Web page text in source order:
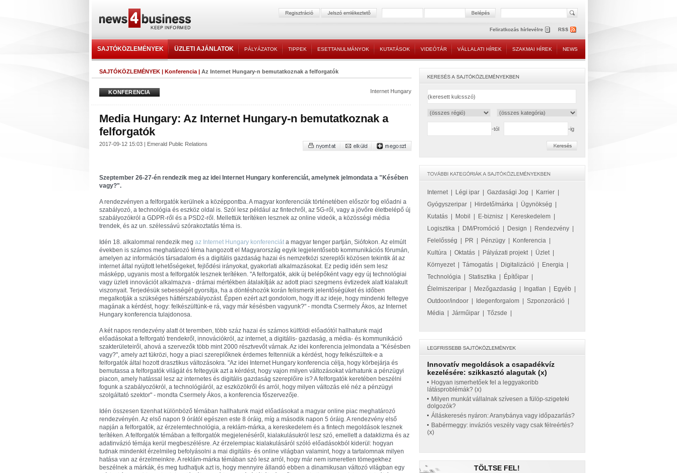
SAJTÓKÖZLEMÉNYEK ÜZLETI AJÁNLATOK PÁLYÁZATOK TIPPEK ESETTANULMÁNYOK KUTATÁSOK VIDEÓTÁR VÁLLALATI HÍREK SZAKMAI HÍREK NEWS
SAJTÓKÖZLEMÉNYEK | Konferencia | Az Internet Hungary-n bemutatkoznak a felforgatók
KONFERENCIA Internet Hungary
Media Hungary: Az Internet Hungary-n bemutatkoznak a
felforgatók
2017-09-12 15:03 | Emerald Public Relations
Szeptember 26-27-én rendezik meg az idei Internet Hungary konferenciát, amelynek jelmondata a "Késében
vagy?".
A rendezvényen a felforgatók kerülnek a középpontba. A magyar konferenciák történetében először fog előadni a
szabályozó, a technológia és eszköz oldal is. Szól lesz például az fintechről, az 5G-ről, vagy a jövőre életbelépő új
szabályozókról a GDPR-ről és a PSD2-ről. Mellettük terítéken lesznek az online videók, a közösségi média
trendek, és az un. szélessávú szórakoztatás téma is.
Idén 18. alkalommal rendezik meg az Internet Hungary konferenciát a magyar tenger partján, Siófokon. Az elmúlt
években is számos meghatározó téma hangozott el Magyarország egyik legjelentősebb kommunikációs fórumán,
amelyen az információs társadalom és a digitális gazdaság hazai és nemzetközi szereplői közösen tekintik át az
internet által nyújtott lehetőségeket, fejlődési irányokat, gyakorlati alkalmazásokat. Ez pedig idén sem lesz
másképp, ugyanis most a felforgatók lesznek terítéken. "A felforgatók, akik új belépőként vagy egy új technológiai
vagy üzleti innovációt alkalmazva - drámai mértékben átalakítják az adott piaci szegmens évtizedek alatt kialakult
viszonyait. Terjedésük sebességét gyorsítja, ha a döntéshozók korán felismerik jelentőségüket és időben
megalkotják a szükséges háttérszabályozást. Éppen ezért azt gondolom, hogy itt az ideje, hogy mindenki feltegye
magának a kérdést, hogy: felkészültünk-e rá, vagy már késésben vagyunk?" - mondta Csermely Ákos, az Internet
Hungary konferencia tulajdonosa.
A két napos rendezvény alatt öt teremben, több száz hazai és számos külföldi előadótól hallhatunk majd
előadásokat a felforgató trendekről, innovációkról, az internet, a digitális- gazdaság, a média- és kommunikáció
szakterületeiről, ahová a szervezők több mint 2000 résztvevőt várnak. Az idei konferencia jelmondata a "Késésben
vagy?", amely azt tükrözi, hogy a piaci szereplőknek érdemes feltenniük a kérdést, hogy felkészültek-e a
felforgatók által hozott drasztikus változásokra. "Az idei Internet Hungary konferencia célja, hogy körbejárja és
bemutassa a felforgatók világát és feltegyük azt a kérdést, hogy vajon milyen változásokat várhatunk a pénzügyi
piacon, amely hatással lesz az internetes és digitális gazdaság szereplőire is? A felforgatók keretében beszélni
fogunk a szabályozókról, a technológiáról, az eszközökről és arról, hogy milyen változás elé néz a pénzügyi
szolgáltató szektor" - mondta Csermely Ákos, a konferencia főszervezője.
Idén összesen tizenhat különböző témában hallhatunk majd előadásokat a magyar online piac meghatározó
rendezvényén. Az első napon 9 órától egészen este 8 óráig, míg a második napon 5 óráig. A rendezvény első
napján a felforgatók, az érzelemtechnológia, a reklám-márka, a kereskedelem és a fintech megoldások lesznek
terítéken. A felforgatók témában a felforgatók megjelenéséről, kialakulásukról lesz szó, emellett a dataklizma és az
adatinvázió témája kerül megbeszélésre. Az érzelempiac kialakulásáról szóló előadásokból kiderül: hogyan
tudnak mindenkit érzelmileg befolyásolni a mai digitális- és online világban valamint, hogy a tartalomnak milyen
hatása van az érzelmeinkre. A reklám-márka témában szó lesz arról, hogy már nem ismeretlen tömegekhez
beszélnek a márkák, és meg tudhatjuk azt is, hogy mennyire állandó ebben a dinamikusan változó világban egy
-tól -ig
Internet| Légi ipar Gazdasági Jog Karrier
Gyógyszeripar
Hirdető/márka Ügynökség
Kutatás
Mobil E-biznisz Kereskedelem
Logisztika
DM/Promóció Design Rendezvény
Felelősség
PR Pénzügy Konferencia
Kultúra
Oktatás Pályázati projekt| Üzlet|
Környezet| Támogatás Digitalizáció Energia
Technológia
Statisztika Építőipar
Élelmiszeripar
Mezőgazdaság Ingatlan Egyéb
Outdoor/indoor
Idegenforgalom Szponzoráció
Média
Járműipar Tőzsde
Innovatív megoldások a csapadékvíz
kezelésére: szikkasztó alagutak (x)
Hogyan ismerhetőek fel a leggyakoribb
látásproblémák? (x)
Milyen munkát vállalnak szívesen a fülöp-szigeteki
dolgozók?
Álláskeresés nyáron: Aranybánya vagy időpazarlás?
Babérmeggy: inváziós veszély vagy csak félreértés?
(x)
TÖLTSE FEL!